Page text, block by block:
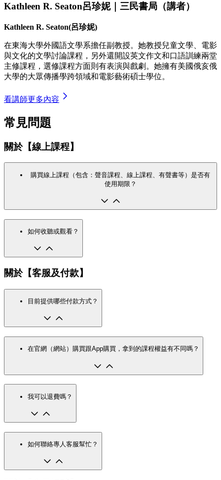
Kathleen R. Seaton呂珍妮｜三民書局（講者）
Kathleen R. Seaton(呂珍妮)
在東海大學外國語文學系擔任副教授。她教授兒童文學、電影
與文化的文學討論課程，另外還開設英文作文和口語訓練兩堂
主修課程，選修課程方面則有表演與戲劇。她擁有美國俄亥俄
大學的大眾傳播學跨領域和電影藝術碩士學位。
看講師更多內容
常見問題
關於【線上課程】
購買線上課程（包含：聲音課程、線上課程、有聲書等）是否有
使用期限？
如何收聽或觀看？
關於【客服及付款】
目前提供哪些付款方式？
在官網（網站）購買跟App購買，拿到的課程權益有不同嗎？
我可以退費嗎？
如何聯絡專人客服幫忙？